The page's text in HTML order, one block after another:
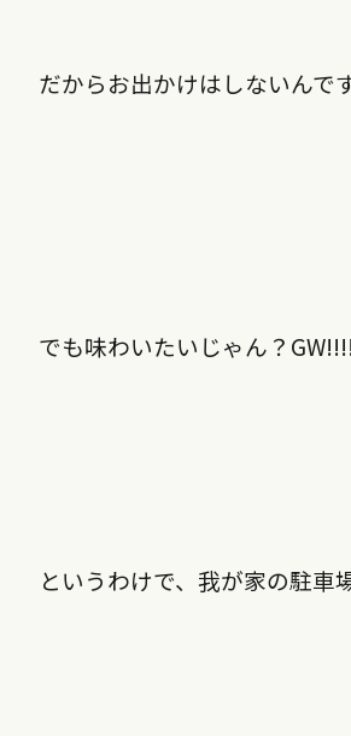
だからお出かけはしないんで
でも味わいたいじゃん？
というわけで、我が家の駐